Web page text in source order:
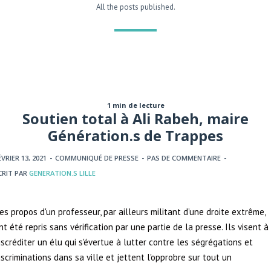
All the posts published.
1 min de lecture
Soutien total à Ali Rabeh, maire
Génération.s de Trappes
13, 2021 - COMMUNIQUÉ DE PRESSE - PAS DE COMMENTAIRE -
PARGENERATION.S LILLE
propos d'un professeur, par ailleurs militant d’une droite extrême,
été repris sans vérification par une partie de la presse. Ils visent à
un élu qui s'évertue à lutter contre les ségrégations et
dans sa ville et jettent l'opprobre sur tout un